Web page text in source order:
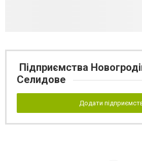
Підприємства
Селидове
Додати